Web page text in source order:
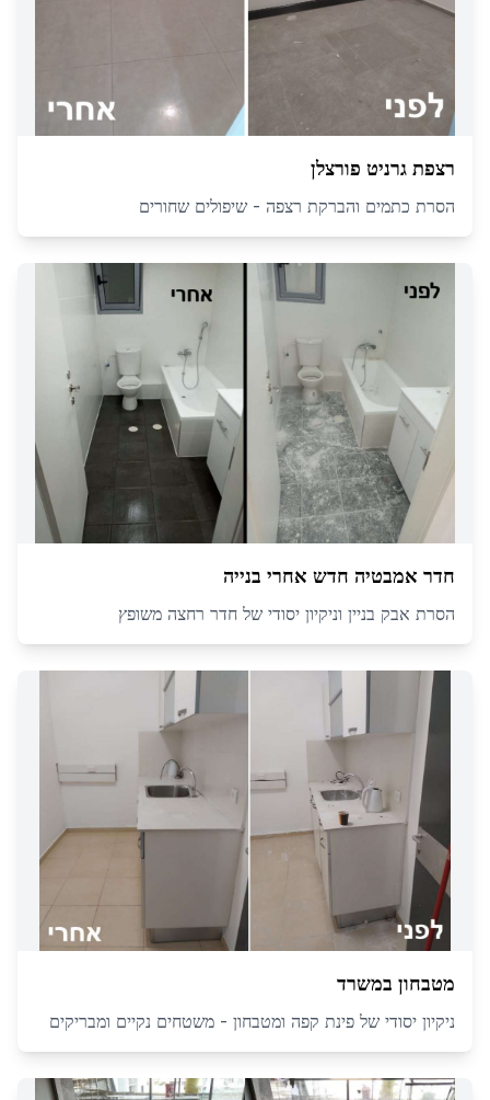
רצפת גרניט פורצלן
הסרת כתמים והברקת רצפה - שיפולים שחורים
חדר אמבטיה חדש אחרי בנייה
הסרת אבק בניין וניקיון יסודי של חדר רחצה משופץ
מטבחון במשרד
ניקיון יסודי של פינת קפה ומטבחון - משטחים נקיים ומבריקים